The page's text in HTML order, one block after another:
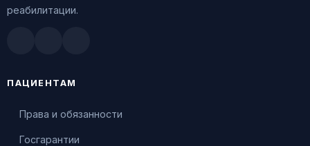
реабилитации.
ПАЦИЕНТАМ
Права и обязанности
Госгарантии